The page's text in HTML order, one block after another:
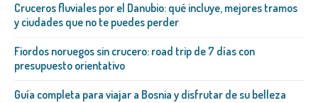
Cruceros fluviales por el Danubio: qué incluye, mejores tramos
y ciudades que no te puedes perder
Fiordos noruegos sin crucero: road trip de 7 días con
presupuesto orientativo
Guía completa para viajar a Bosnia y disfrutar de su belleza